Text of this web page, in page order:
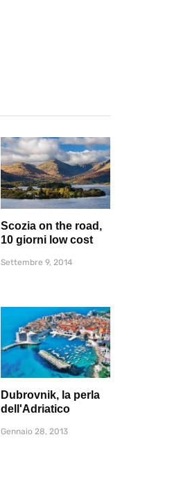
Scozia on the road,
10 giorni low cost
Settembre 9, 2014
Dubrovnik, la perla
dell'Adriatico
Gennaio 28, 2013